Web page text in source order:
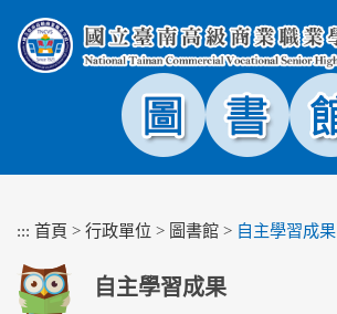
塊
::: 首頁 > 行政單位 > 圖書館 > 自主學習成果
自主學習成果